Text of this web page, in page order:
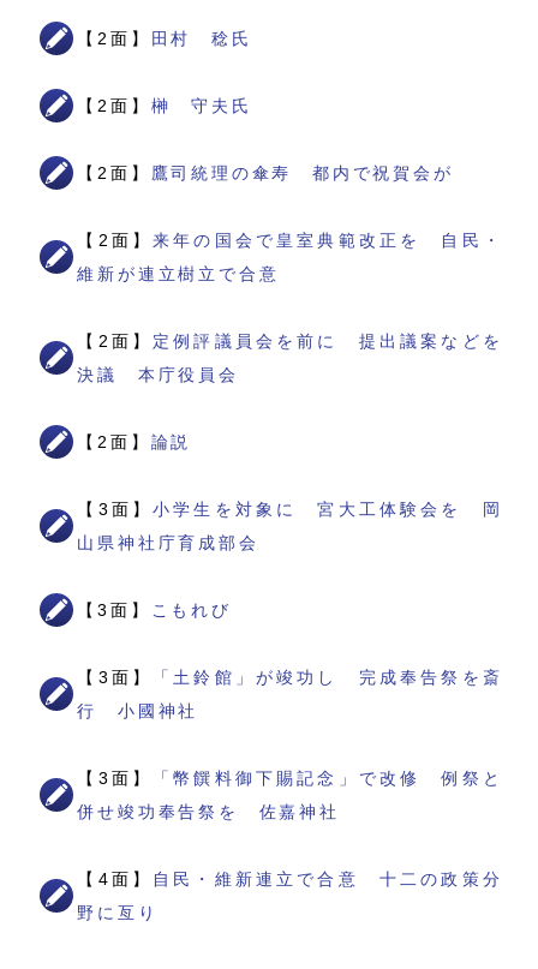
【2面】 田村 稔氏
【2面】 榊 守夫氏
【2面】 鷹司統理の傘寿 都内で祝賀会が
【2面】来年の国会で皇室典範改正を 自民・
維新が連立樹立で合意
【2面】 定例評議員会を前に 提出議案などを
決議 本庁役員会
【2面】 論説
【3面】小学生を対象に 宮大工体験会を 岡
山県神社庁育成部会
【3面】 こもれび
【3面】
「土鈴館」が竣功し 完成奉告祭を斎
行 小國神社
【3面】
「幣饌料御下賜記念」で改修 例祭と
併せ竣功奉告祭を 佐嘉神社
【4面】
自民・維新連立で合意 十二の政策分
野に亙り